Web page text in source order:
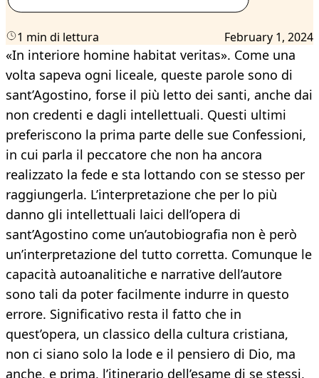
1 min di lettura February 1, 2024
«In interiore homine habitat veritas». Come una
volta sapeva ogni liceale, queste parole sono di
sant’Agostino, forse il più letto dei santi, anche dai
non credenti e dagli intellettuali. Questi ultimi
preferiscono la prima parte delle sue Confessioni,
in cui parla il peccatore che non ha ancora
realizzato la fede e sta lottando con se stesso per
raggiungerla. L’interpretazione che per lo più
danno gli intellettuali laici dell’opera di
sant’Agostino come un’autobiografia non è però
un’interpretazione del tutto corretta. Comunque le
capacità autoanalitiche e narrative dell’autore
sono tali da poter facilmente indurre in questo
errore. Significativo resta il fatto che in
quest’opera, un classico della cultura cristiana,
non ci siano solo la lode e il pensiero di Dio, ma
anche, e prima, l’itinerario dell’esame di se stessi,